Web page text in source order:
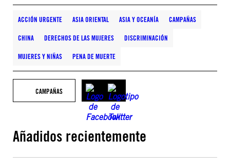
ACCIÓN URGENTE ASIA ORIENTAL ASIA Y OCEANÍA CAMPAÑAS
CHINA DERECHOS DE LAS MUJERES DISCRIMINACIÓN
MUJERES Y NIÑAS PENA DE MUERTE
CAMPAÑAS
Añadidos recientemente